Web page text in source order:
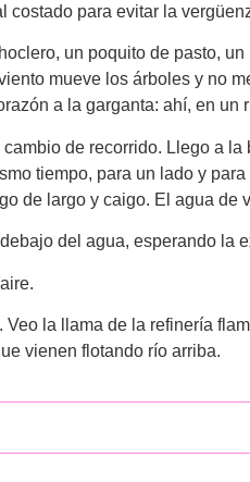
costado para evitar la
un poquito de pasto,
mueve los árboles y no
a la garganta: ahí, en
de recorrido. Llego a
tiempo, para un lado y
de largo y caigo. El agua
del agua, esperando la
la llama de la refinería
vienen flotando río arriba.